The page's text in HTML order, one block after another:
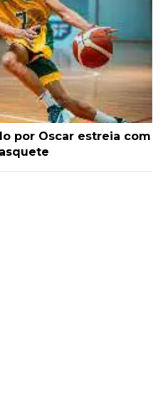
por Oscar estreia com